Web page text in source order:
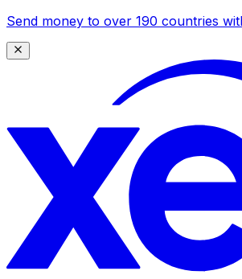
Send money to over 190 countries